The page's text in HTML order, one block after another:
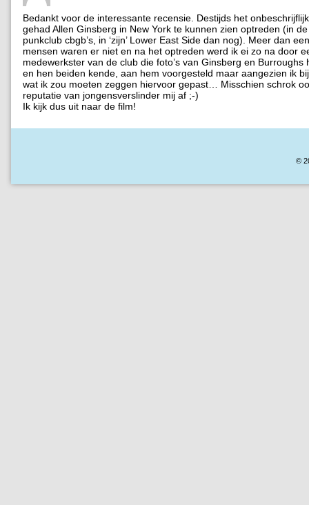
Bedankt voor de interessante recensie. Destijds het
gehad Allen Ginsberg in New York te kunnen zien optreden (in
punkclub cbgb’s, in ‘zijn’ Lower East Side dan nog). Meer dan
mensen waren er niet en na het optreden werd ik ei zo na door
medewerkster van de club die foto’s van Ginsberg en Burroughs
en hen beiden kende, aan hem voorgesteld maar aangezien ik
wat ik zou moeten zeggen hiervoor gepast… Misschien schrok
reputatie van jongensverslinder mij af ;-)
Ik kijk dus uit naar de film!
©